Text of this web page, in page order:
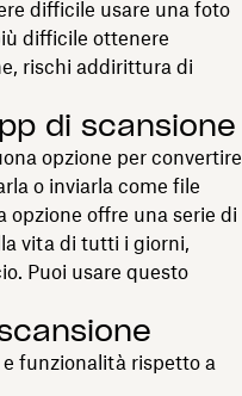
difficile usare una foto
difficile ottenere
rischi addirittura di
di scansione
opzione per convertire
o inviarla come file
opzione offre una serie di
vita di tutti i giorni,
Puoi usare questo
funzionalità rispetto a